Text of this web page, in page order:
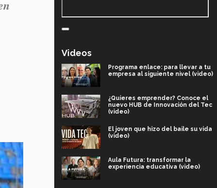
Videos
Programa enlace: para llevar a tu
empresa al siguiente nivel (video)
¿Quieres emprender? Conoce el
nuevo HUB de Innovación del Tec
(video)
El joven que hizo del baile su vida
(video)
Aula Futura: transformar la
experiencia educativa (video)